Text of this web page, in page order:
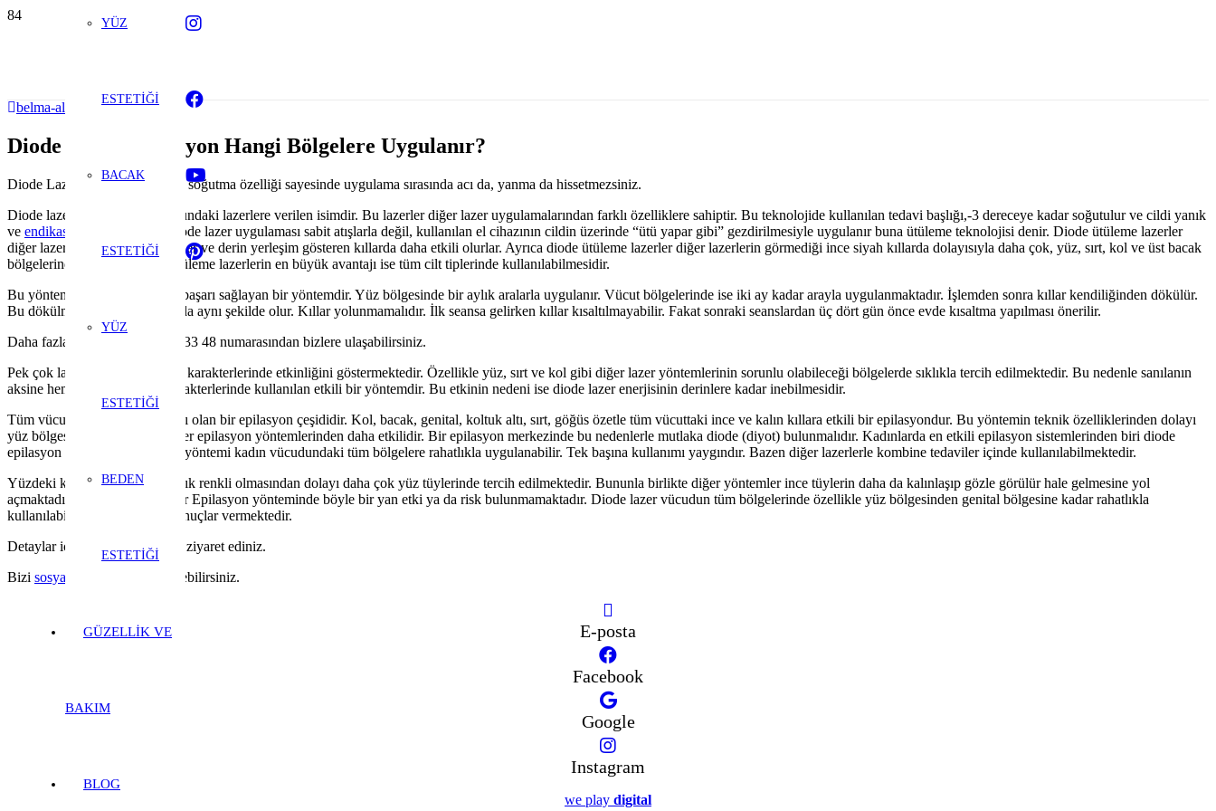
YÜZ
ESTETİĞİ
BACAK
ESTETİĞİ
YÜZ
ESTETİĞİ
BEDEN
ESTETİĞİ
GÜZELLİK VE
BAKIM
BLOG
belma-altun@hotmail.com
Diode Lazer Epilasyon Hangi Bölgelere Uygulanır?
Diode Lazer epilasyonla kristal soğutma özelliği sayesinde uygulama sırasında acı da, yanma da hissetmezsiniz.
Diode lazer 810 nm dalga boyundaki lazerlere verilen isimdir. Bu lazerler diğer lazer uygulamalarından farklı özelliklere sahiptir. Bu teknolojide kullanılan tedavi başlığı,-3 dereceye kadar soğutulur ve cildi yanık
ve endikasyonlardan
korur. Diode lazer uygulaması sabit atışlarla değil, kullanılan el cihazının cildin üzerinde “ütü yapar gibi” gezdirilmesiyle uygulanır buna ütüleme teknolojisi denir. Diode ütüleme lazerler
diğer lazerlerden daha derine iner ve derin yerleşim gösteren kıllarda daha etkili olurlar. Ayrıca diode ütüleme lazerler diğer lazerlerin görmediği ince siyah kıllarda dolayısıyla daha çok, yüz, sırt, kol ve üst bacak
bölgelerinde etkilidir. Diode ütüleme lazerlerin en büyük avantajı ise tüm cilt tiplerinde kullanılabilmesidir.
Bu yöntem ortalama 6 seansta başarı sağlayan bir yöntemdir. Yüz bölgesinde bir aylık aralarla uygulanır. Vücut bölgelerinde ise iki ay kadar arayla uygulanmaktadır. İşlemden sonra kıllar kendiliğinden dökülür.
Bu dökülme erkek ve kadınlarda aynı şekilde olur. Kıllar yolunmamalıdır. İlk seansa gelirken kıllar kısaltılmayabilir. Fakat sonraki seanslardan üç dört gün önce evde kısaltma yapılması önerilir.
Daha fazla bilgi için
0505 068 33 48 numarasından bizlere ulaşabilirsiniz.
Pek çok lazer yöntemi kalın kıl karakterlerinde etkinliğini göstermektedir. Özellikle yüz, sırt ve kol gibi diğer lazer yöntemlerinin sorunlu olabileceği bölgelerde sıklıkla tercih edilmektedir. Bu nedenle sanılanın
aksine hem ince hem de kıl karakterlerinde kullanılan etkili bir yöntemdir. Bu etkinin nedeni ise diode lazer enerjisinin derinlere kadar inebilmesidir.
Tüm vücut bölgelerinde başarılı olan bir epilasyon çeşididir. Kol, bacak, genital, koltuk altı, sırt, göğüs özetle tüm vücuttaki ince ve kalın kıllara etkili bir epilasyondur. Bu yöntemin teknik özelliklerinden dolayı
yüz bölgesi gibi bölgelerde diğer epilasyon yöntemlerinden daha etkilidir. Bir epilasyon merkezinde bu nedenlerle mutlaka diode (diyot) bulunmalıdır. Kadınlarda en etkili epilasyon sistemlerinden biri diode
epilasyon yöntemidir. Bu lazer yöntemi kadın vücudundaki tüm bölgelere rahatlıkla uygulanabilir. Tek başına kullanımı yaygındır. Bazen diğer lazerlerle kombine tedaviler içinde kullanılabilmektedir.
Yüzdeki kılların çok ince ve açık renkli olmasından dolayı daha çok yüz tüylerinde tercih edilmektedir. Bununla birlikte diğer yöntemler ince tüylerin daha da kalınlaşıp gözle görülür hale gelmesine yol
açmaktadır. Ancak Diode Lazer Epilasyon yönteminde böyle bir yan etki ya da risk bulunmamaktadır. Diode lazer vücudun tüm bölgelerinde özellikle yüz bölgesinden genital bölgesine kadar rahatlıkla
kullanılabilmekte ve başarılı sonuçlar vermektedir.
Detaylar için
iletişim sayfamızı
ziyaret ediniz.
Bizi sosyal medyadan takip edebilirsiniz.
E-posta
Facebook
Google
Instagram
we play digital